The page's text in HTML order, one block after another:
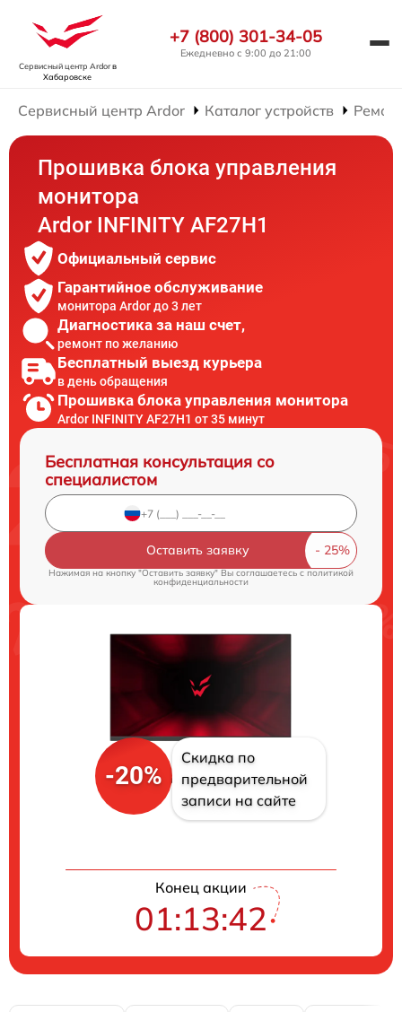
Сервисный центр Ardorв
Хабаровске
+7 (800) 301-34-05
Ежедневно с 9:00 до 21:00
Сервисный центр Ardor Каталог устройств
Прошивка блока управления
монитора
Ardor INFINITY AF27H1
Официальный сервис
Гарантийное обслуживание
монитора Ardor до 3 лет
Диагностика за наш счет,
ремонт по желанию
Бесплатный выезд курьера
в день обращения
Прошивка блока управления монитора
Ardor INFINITY AF27H1 от 35 минут
Бесплатная консультация со
специалистом
Оставить заявку
Нажимая на кнопку "Оставить заявку" Вы соглашаетесь cполитикой
конфиденциальности
-20%
Скидка по
предварительной
записи на сайте
Конец акции
01:13:42